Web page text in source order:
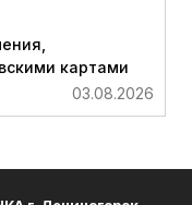
картами
03.08.2026